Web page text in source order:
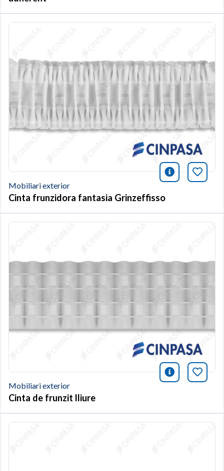
icono
Mobiliari exterior
Cinta frunzidora fantasia Grinzeffisso
icono
Mobiliari exterior
Cinta de frunzit lliure